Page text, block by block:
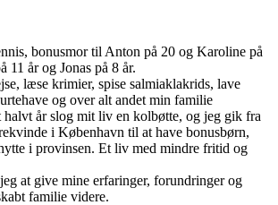
bonusmor til Anton på 20 og Karoline på
11 år og Jonas på 8 år.
læse krimier, spise salmiaklakrids, lave
og over alt andet min familie
halvt år slog mit liv en kolbøtte, og jeg gik fra
i København til at have bonusbørn,
i provinsen. Et liv med mindre fritid og
at give mine erfaringer, forundringer og
familie videre.